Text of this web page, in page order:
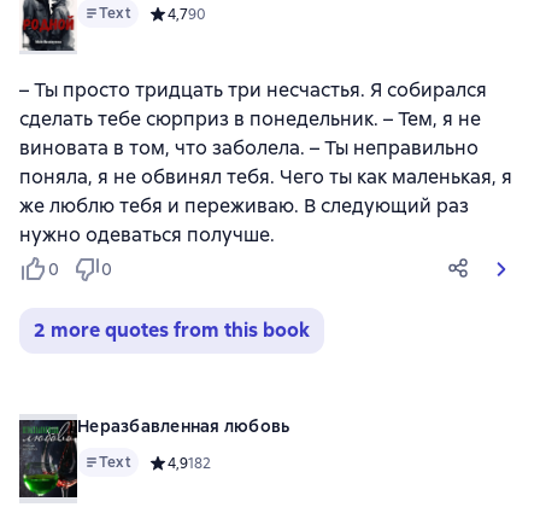
Text Средний рейтинг 4,7 на основе 90 оценок
4,790
– Ты просто тридцать три несчастья. Я собирался
сделать тебе сюрприз в понедельник. – Тем, я не
виновата в том, что заболела. – Ты неправильно
поняла, я не обвинял тебя. Чего ты как маленькая, я
же люблю тебя и переживаю. В следующий раз
нужно одеваться получше.
0 0
2 more quotes from this book
Неразбавленная любовь
Text Средний рейтинг 4,9 на основе 182 оценок
4,9182